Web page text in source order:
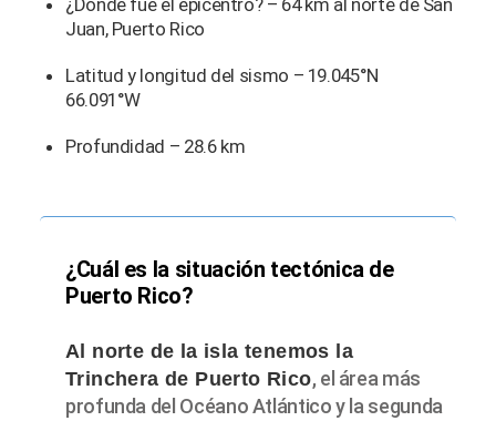
Juan, Puerto Rico
Latitud y longitud del sismo – 19.045°N
66.091°W
Profundidad – 28.6 km
¿Cuál es la situación tectónica de
Puerto Rico?
Al norte de la isla tenemos la
Trinchera de Puerto Rico, el área más
profunda del Océano Atlántico y la segunda